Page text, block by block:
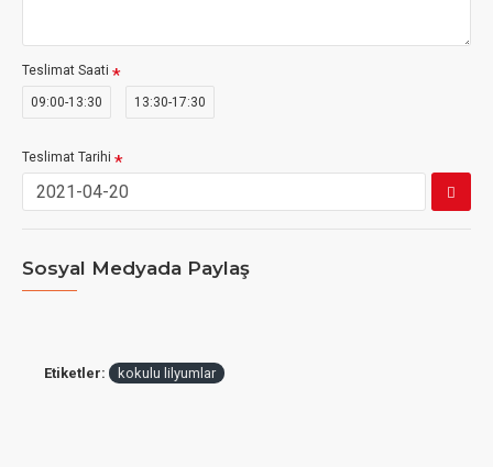
Teslimat Saati
09:00-13:30 13:30-17:30
Teslimat Tarihi
Sosyal Medyada Paylaş
Etiketler: kokulu lilyumlar